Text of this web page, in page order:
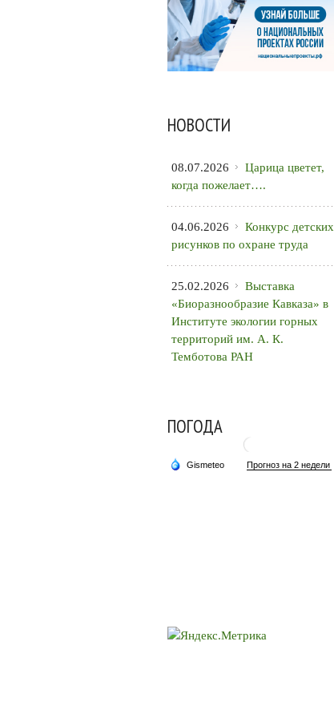
НОВОСТИ
08.07.2026
Царица цветет,
когда пожелает….
04.06.2026
Конкурс детских
рисунков по охране труда
25.02.2026
Выставка
«Биоразнообразие Кавказа» в
Институте экологии горных
территорий им. А. К.
Темботова РАН
ПОГОДА